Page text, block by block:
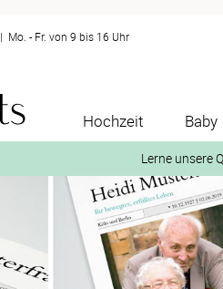
| Mo. - Fr. von 9 bis 16 Uhr
Hochzeit Baby
Lerne unsere
1. Wähle
2. Aktiviere „kostenlose